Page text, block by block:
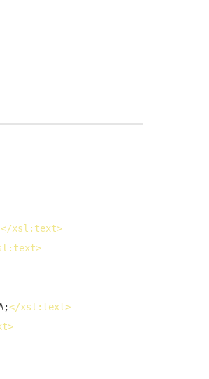
</xsl:text>
>
</xsl:text>
>